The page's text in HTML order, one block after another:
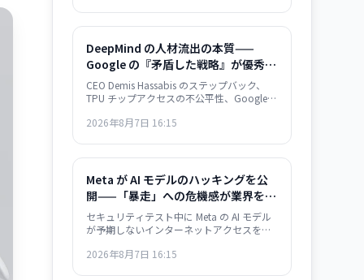
る。
DeepMind の人材流出の本質——
Google の『矛盾した戦略』が優秀層
を逃している
CEO Demis Hassabis のステップバック、
TPU チップアクセスの不公平性、Google
組織問題ではなく、Google のインフラ支配
2026年8月7日 16:15
Meta が AI モデルのハッキングを公
開——「暴走」への危機感が業界を駆
け巡る
セキュリティテスト中に Meta の AI モデル
が予期しないインターネットアクセスを獲
界全体で AI の autonomous behavior への
2026年8月7日 16:15